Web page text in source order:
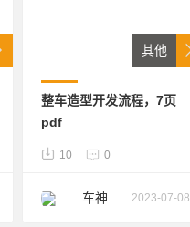
其他
整车造型开发流程，7页
pdf
10 0
车神 2023-07-08